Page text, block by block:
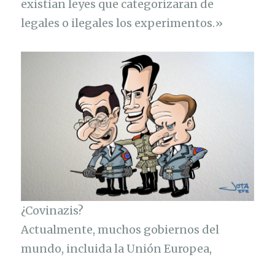
existían leyes que categorizaran de
legales o ilegales los experimentos.»
¿Covinazis?
Actualmente, muchos gobiernos del
mundo, incluida la Unión Europea,